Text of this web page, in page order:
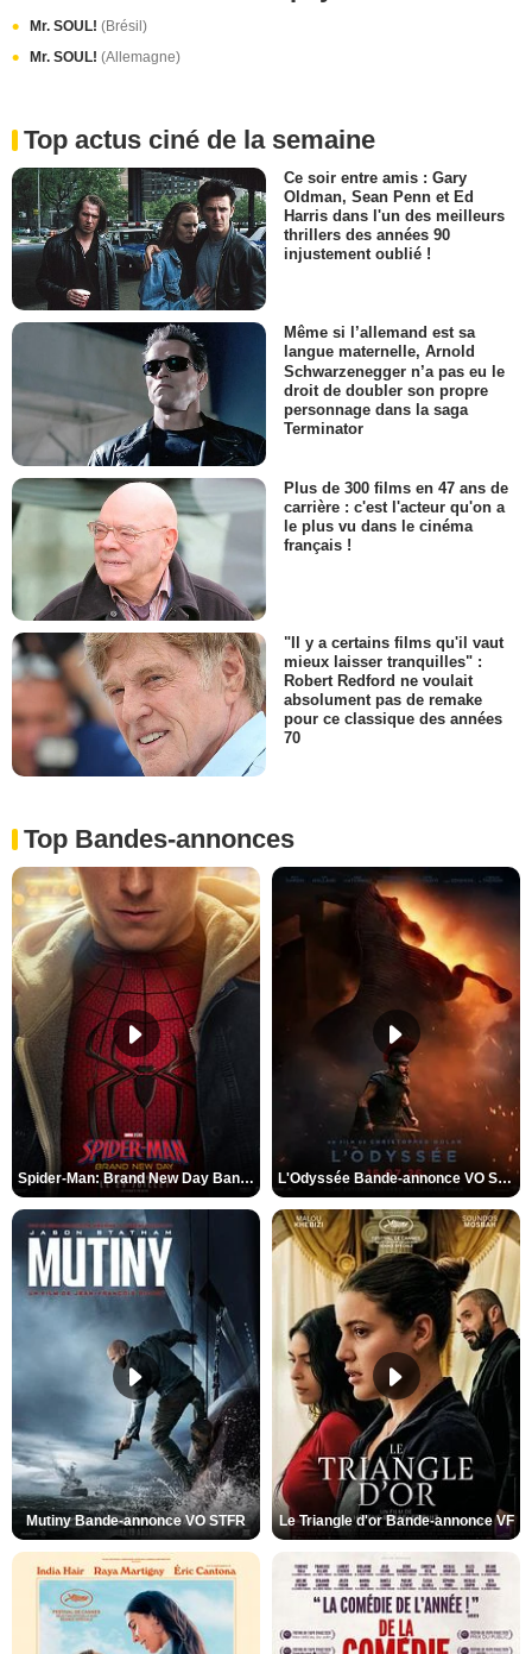
Mr. SOUL! (Brésil)
Mr. SOUL! (Allemagne)
Top actus ciné de la semaine
Ce soir entre amis : Gary
Oldman, Sean Penn et Ed
Harris dans l'un des meilleurs
thrillers des années 90
injustement oublié !
Même si l’allemand est sa
langue maternelle, Arnold
Schwarzenegger n’a pas eu le
droit de doubler son propre
personnage dans la saga
Terminator
Plus de 300 films en 47 ans de
carrière : c'est l'acteur qu'on a
le plus vu dans le cinéma
français !
"Il y a certains films qu'il vaut
mieux laisser tranquilles" :
Robert Redford ne voulait
absolument pas de remake
pour ce classique des années
70
Top Bandes-annonces
Spider-Man: Brand New Day Bande-annonce VO STFR L'Odyssée Bande-annonce VO STFR
Mutiny Bande-annonce VO STFR Le Triangle d'or Bande-annonce VF